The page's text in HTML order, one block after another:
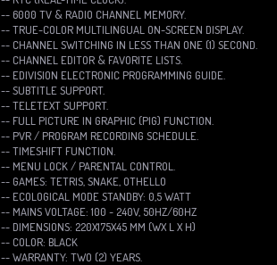
-- 6000 TV & RADIO CHANNEL MEMORY.
-- TRUE-COLOR MULTILINGUAL ON-SCREEN DISPLAY.
-- CHANNEL SWITCHING IN LESS THAN ONE (1) SECOND.
-- CHANNEL EDITOR & FAVORITE LISTS.
-- EDIVISION ELECTRONIC PROGRAMMING GUIDE.
-- SUBTITLE SUPPORT.
-- TELETEXT SUPPORT.
-- FULL PICTURE IN GRAPHIC (PIG) FUNCTION.
-- PVR / PROGRAM RECORDING SCHEDULE.
-- TIMESHIFT FUNCTION.
-- MENU LOCK / PARENTAL CONTROL.
-- GAMES: TETRIS, SNAKE, OTHELLO
-- ECOLOGICAL MODE STANDBY: 0,5 WATT
-- MAINS VOLTAGE: 100 ~ 240V, 50HZ/60HZ
-- DIMENSIONS: 220X175X45 MM (WX L X H)
-- COLOR: BLACK
-- WARRANTY: TWO (2) YEARS.